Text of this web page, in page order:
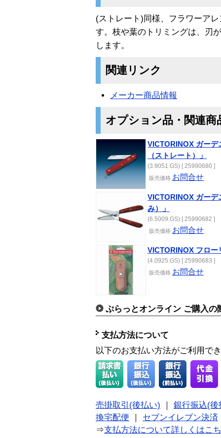
(ストレート)同様、フラワーア
す。枝や葉のトリミングは、刃
します。
関連リンク
メーカー商品情報
オプション品・関連商
VICTORINOX ガーデ
（ストレート）」
(3.9051.GS) [ 25990680 ]
販売価格 お問合せ
VICTORINOX ガーデ
み）」
(6.5009.GS) [ 25990682 ]
販売価格 お問合せ
VICTORINOX フロー
(4.0925.GS) [ 25990683 ]
販売価格 お問合せ
ぷらっとオンライン ご購入の
支払方法について
以下のお支払い方法がご利用で
売掛取引(後払い)
銀行振込(後
換宅配便
セブンイレブン決済
⇒支払方法について詳しくはこ